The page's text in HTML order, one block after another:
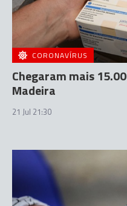
CORONAVÍRUS
Chegaram mais
Madeira
21 Jul 21:30